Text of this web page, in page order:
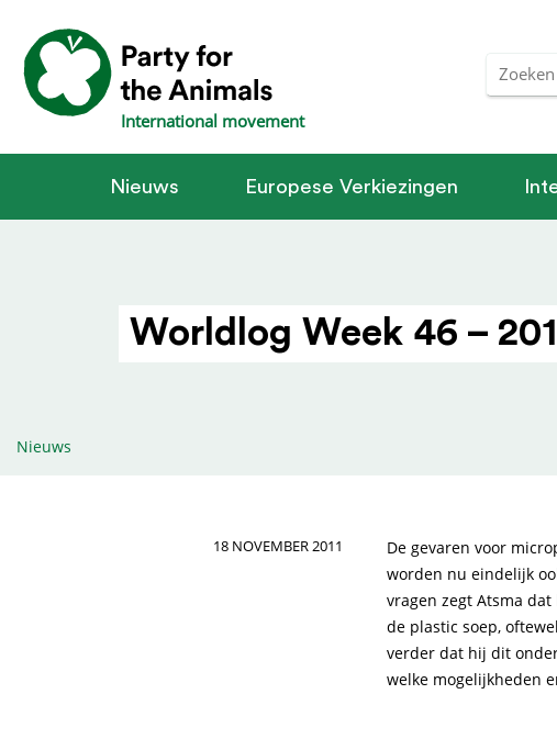
International movement
Nieuws Europese Verkiezingen
Worldlog Week 46 –
Nieuws
18 NOVEMBER 2011
De gevaren voor
worden nu eindelijk
vragen zegt Atsma
de plastic soep,
verder dat hij dit
welke mogelijkheden